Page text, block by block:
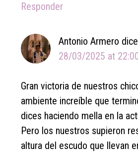
Responder
Antonio Armero dice
28/03/2025 at
Gran victoria de nuestros
ambiente increíble que
dices haciendo mella en la
Pero los nuestros supieron
altura del escudo que llevan